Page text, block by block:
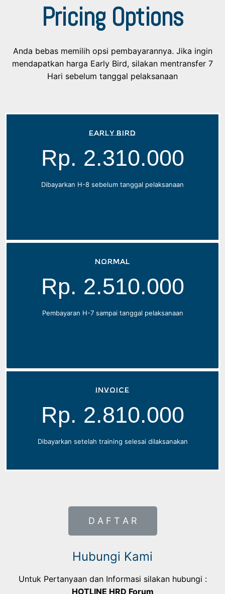
Pricing Options
Anda bebas memilih opsi pembayarannya. Jika ingin
mendapatkan harga Early Bird, silakan mentransfer 7
Hari sebelum tanggal pelaksanaan
Early Bird
Rp. 2.310.000
Dibayarkan H-8 sebelum tanggal pelaksanaan
Normal
Rp. 2.510.000
Pembayaran H-7 sampai tanggal pelaksanaan
Invoice
Rp. 2.810.000
Dibayarkan setelah training selesai dilaksanakan
D A F T A R
Hubungi Kami
Untuk Pertanyaan dan Informasi silakan hubungi :
HOTLINE HRD Forum